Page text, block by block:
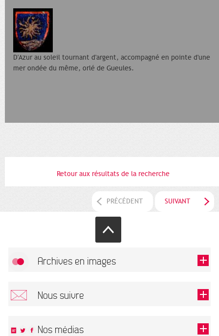
D'Azur au soleil tournant d'argent, accompagné en pointe d'une
mer ondée du même, orlé de Gueules.
Retour aux résultats de la recherche
PRÉCÉDENT SUIVANT
Archives en images
Nous suivre
Nos médias